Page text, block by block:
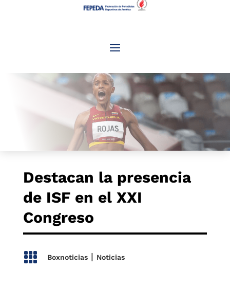
Destacan la presencia
de ISF en el XXI
Congreso
 Boxnoticias| Noticias